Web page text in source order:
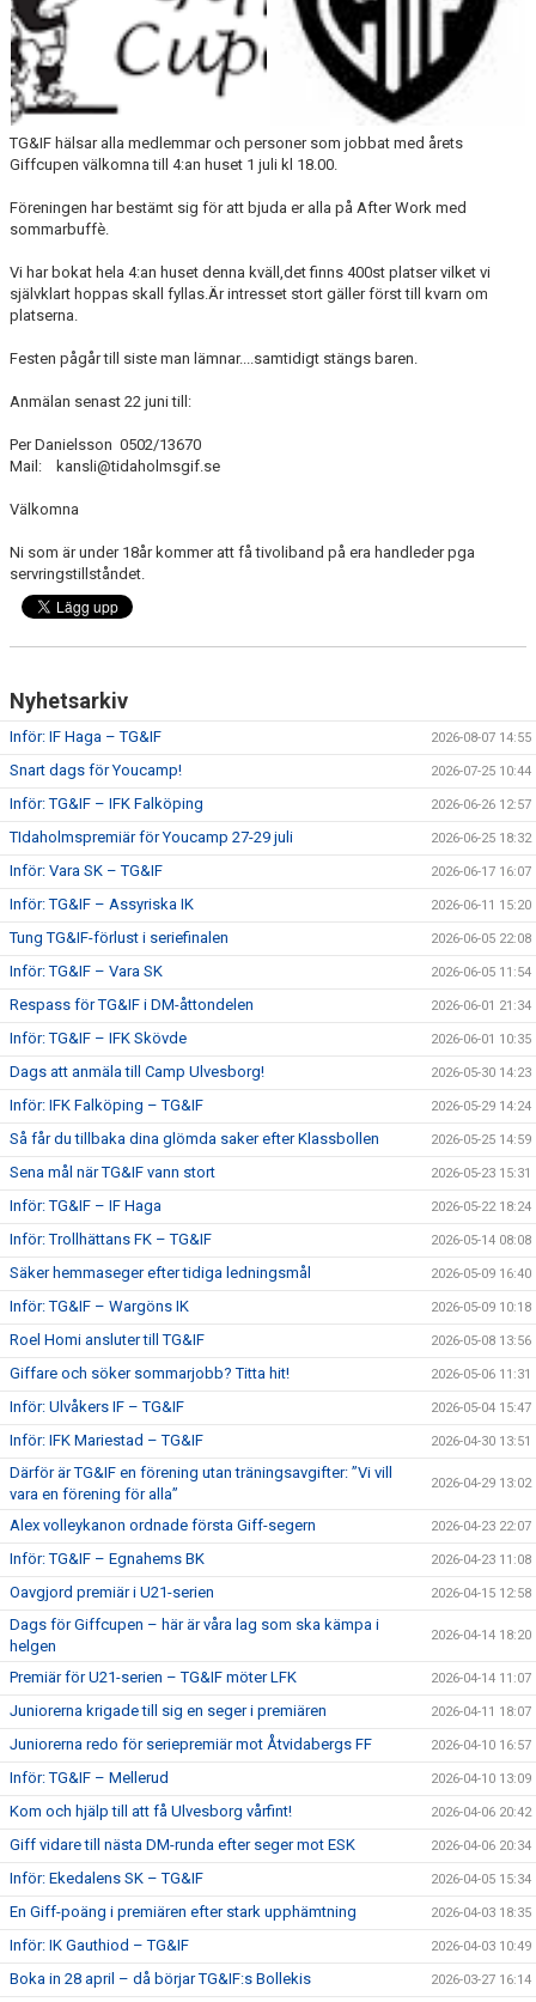
CUPER ARBETSBESKRIVNING
PLANSCHEMA
TG&IF hälsar alla medlemmar och personer som jobbat med årets
Giffcupen välkomna till 4:an huset 1 juli kl 18.00.
Föreningen har bestämt sig för att bjuda er alla på After Work med
sommarbuffè.
Vi har bokat hela 4:an huset denna kväll,det finns 400st platser vilket vi
självklart hoppas skall fyllas.Är intresset stort gäller först till kvarn om
platserna.
Festen pågår till siste man lämnar....samtidigt stängs baren.
Anmälan senast 22 juni till:
Per Danielsson 0502/13670
Mail: kansli@tidaholmsgif.se
Välkomna
Ni som är under 18år kommer att få tivoliband på era handleder pga
servringstillståndet.
Nyhetsarkiv
Inför: IF Haga – TG&IF 2026-08-07 14:55
Snart dags för Youcamp! 2026-07-25 10:44
Inför: TG&IF – IFK Falköping 2026-06-26 12:57
TIdaholmspremiär för Youcamp 27-29 juli 2026-06-25 18:32
Inför: Vara SK – TG&IF 2026-06-17 16:07
Inför: TG&IF – Assyriska IK 2026-06-11 15:20
Tung TG&IF-förlust i seriefinalen 2026-06-05 22:08
Inför: TG&IF – Vara SK 2026-06-05 11:54
Respass för TG&IF i DM-åttondelen 2026-06-01 21:34
Inför: TG&IF – IFK Skövde 2026-06-01 10:35
Dags att anmäla till Camp Ulvesborg! 2026-05-30 14:23
Inför: IFK Falköping – TG&IF 2026-05-29 14:24
Så får du tillbaka dina glömda saker efter Klassbollen 2026-05-25 14:59
Sena mål när TG&IF vann stort 2026-05-23 15:31
Inför: TG&IF – IF Haga 2026-05-22 18:24
Inför: Trollhättans FK – TG&IF 2026-05-14 08:08
Säker hemmaseger efter tidiga ledningsmål 2026-05-09 16:40
Inför: TG&IF – Wargöns IK 2026-05-09 10:18
Roel Homi ansluter till TG&IF 2026-05-08 13:56
Giffare och söker sommarjobb? Titta hit! 2026-05-06 11:31
Inför: Ulvåkers IF – TG&IF 2026-05-04 15:47
Inför: IFK Mariestad – TG&IF 2026-04-30 13:51
Därför är TG&IF en förening utan träningsavgifter: ”Vi vill
vara en förening för alla”
2026-04-29 13:02
Alex volleykanon ordnade första Giff-segern 2026-04-23 22:07
Inför: TG&IF – Egnahems BK 2026-04-23 11:08
Oavgjord premiär i U21-serien 2026-04-15 12:58
Dags för Giffcupen – här är våra lag som ska kämpa i
helgen
2026-04-14 18:20
Premiär för U21-serien – TG&IF möter LFK 2026-04-14 11:07
Juniorerna krigade till sig en seger i premiären 2026-04-11 18:07
Juniorerna redo för seriepremiär mot Åtvidabergs FF 2026-04-10 16:57
Inför: TG&IF – Mellerud 2026-04-10 13:09
Kom och hjälp till att få Ulvesborg vårfint! 2026-04-06 20:42
Giff vidare till nästa DM-runda efter seger mot ESK 2026-04-06 20:34
Inför: Ekedalens SK – TG&IF 2026-04-05 15:34
En Giff-poäng i premiären efter stark upphämtning 2026-04-03 18:35
Inför: IK Gauthiod – TG&IF 2026-04-03 10:49
Boka in 28 april – då börjar TG&IF:s Bollekis 2026-03-27 16:14